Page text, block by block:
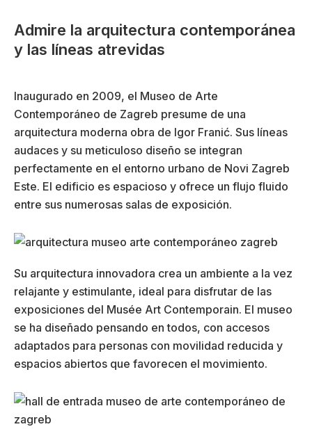
Admire la arquitectura contemporánea
y las líneas atrevidas
Inaugurado en 2009, el Museo de Arte
Contemporáneo de Zagreb presume de una
arquitectura moderna obra de Igor Franić. Sus líneas
audaces y su meticuloso diseño se integran
perfectamente en el entorno urbano de Novi Zagreb
Este. El edificio es espacioso y ofrece un flujo fluido
entre sus numerosas salas de exposición.
Su arquitectura innovadora crea un ambiente a la vez
relajante y estimulante, ideal para disfrutar de las
exposiciones del Musée Art Contemporain. El museo
se ha diseñado pensando en todos, con accesos
adaptados para personas con movilidad reducida y
espacios abiertos que favorecen el movimiento.